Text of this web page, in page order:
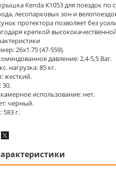
Kenda K1053 для поездок по
лесопарковых зон и
протектора позволяет без
крепкой
26x1.75 (47-559).
давление: 2,4-5,5 Bar.
нагрузка: 85 кг.
жесткий.
30.
использование: нет.
черный.
583 г.